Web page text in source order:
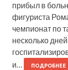
прибыл в
фигуриста
чемпионат по
несколько
и…
ПОДРОБНЕЕ